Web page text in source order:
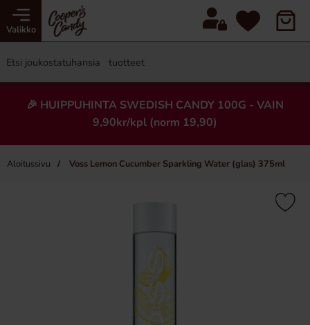
Valikko
🎉 HUIPPUHINTA SWEDISH CANDY 100G - VAIN
9,90kr/kpl (norm 19,90)
Aloitussivu Voss Lemon Cucumber Sparkling Water (glas) 375ml
×